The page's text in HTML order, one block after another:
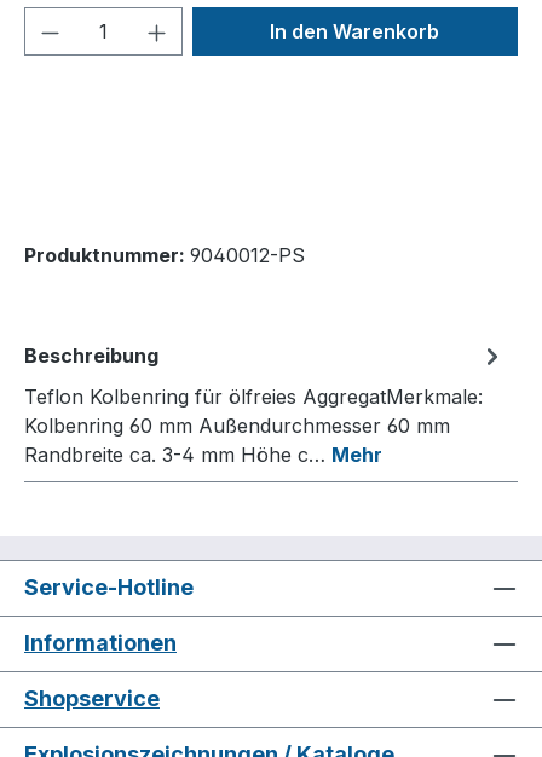
Produkt Anzahl: Gib denIn den Warenkorb
Produktnummer: 9040012-PS
Beschreibung
Teflon Kolbenring für ölfreies AggregatMerkmale:
Kolbenring 60 mm Außendurchmesser 60 mm
Randbreite ca. 3-4 mm Höhe c… Mehr
Service-Hotline
Informationen
Shopservice